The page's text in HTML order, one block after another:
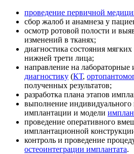
проведение первичной
сбор жалоб и анамнеза у
осмотр ротовой полости и
изменений в тканях;
диагностика состояния
нижней трети лица;
направление на лабораторные
диагностику (КТ,
полученных результатов;
разработка плана этапов
выполнение индивидуального
имплантации и модели
проведение оперативного
имплантационной
контроль и проведение
остеоинтеграции имплантата.